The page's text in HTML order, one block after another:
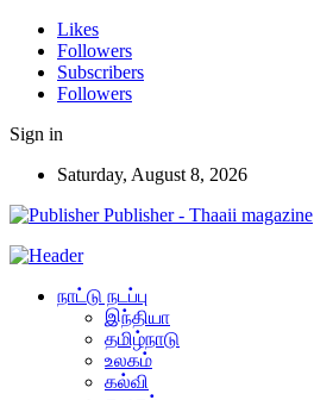
Likes
Followers
Subscribers
Followers
Sign in
Saturday, August 8, 2026
Publisher - Thaaii magazine
நாட்டு நடப்பு
இந்தியா
தமிழ்நாடு
உலகம்
கல்வி